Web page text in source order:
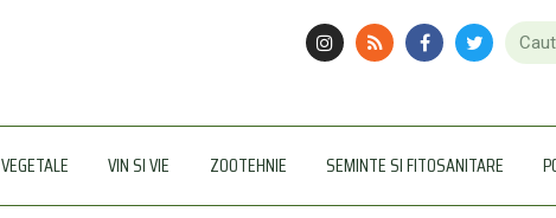
VEGETALE VIN SI VIE ZOOTEHNIE SEMINTE SI FITOSANITARE